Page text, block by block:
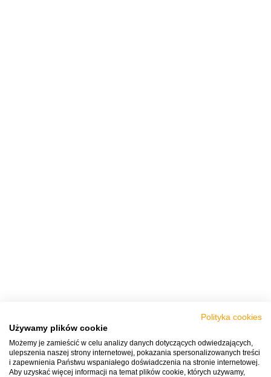
Polityka cookies
Używamy plików cookie
Możemy je zamieścić w celu analizy danych dotyczących odwiedzających,
ulepszenia naszej strony internetowej, pokazania spersonalizowanych treści
i zapewnienia Państwu wspaniałego doświadczenia na stronie internetowej.
Aby uzyskać więcej informacji na temat plików cookie, których używamy,